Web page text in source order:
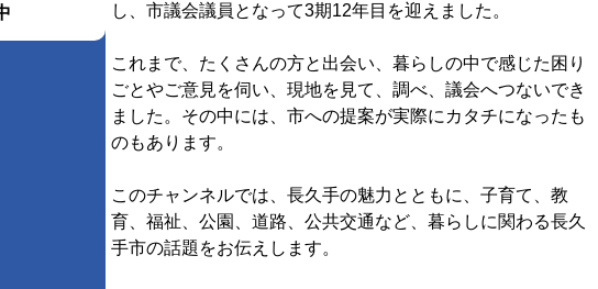
し、市議会議員となって3期12年目を迎えました。
これまで、たくさんの方と出会い、暮らしの中で感じた困り
ごとやご意見を伺い、現地を見て、調べ、議会へつないでき
ました。その中には、市への提案が実際にカタチになったも
のもあります。
このチャンネルでは、長久手の魅力とともに、子育て、教
育、福祉、公園、道路、公共交通など、暮らしに関わる長久
手市の話題をお伝えします。